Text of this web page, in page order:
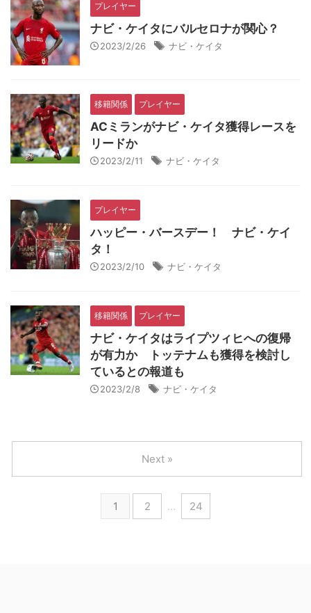
プレイヤー
ナビ・ケイタにバルセロナが関心？
2023/2/26 ナビ・ケイタ
移籍関係 プレイヤー
ACミランがナビ・ケイタ獲得レースを
リードか
2023/2/11 ナビ・ケイタ
プレイヤー
ハッピー・バースデー！ ナビ・ケイ
タ！
2023/2/10 ナビ・ケイタ
移籍関係 プレイヤー
ナビ・ケイタはライプツィヒへの復帰
が有力か トッテナムも獲得を検討し
ているとの報道も
2023/2/8 ナビ・ケイタ
1 2 … 24
Next »